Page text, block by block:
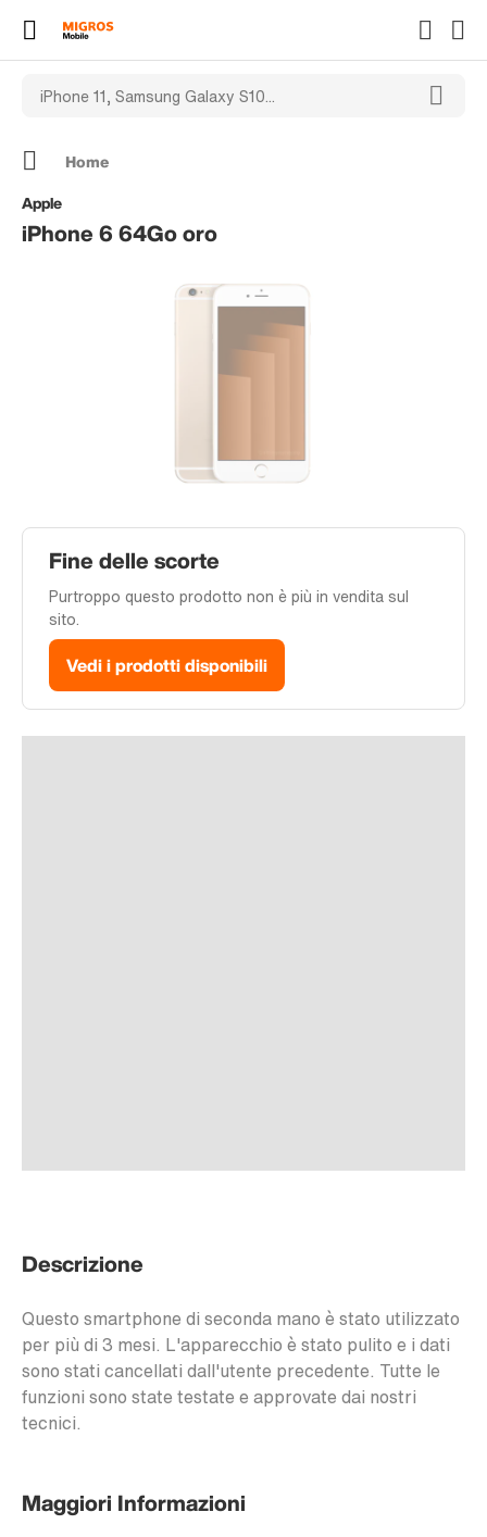
Home
Apple
iPhone 6 64Go oro
Fine delle scorte
Purtroppo questo prodotto non è più in vendita sul
sito.
Vedi i prodotti disponibili
Descrizione
Questo smartphone di seconda mano è stato utilizzato
per più di 3 mesi. L'apparecchio è stato pulito e i dati
sono stati cancellati dall'utente precedente. Tutte le
funzioni sono state testate e approvate dai nostri
tecnici.
Maggiori Informazioni